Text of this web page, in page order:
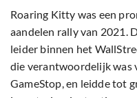
Roaring Kitty was een
aandelen rally van 2021.
leider binnen het
die verantwoordelijk was
GameStop, en leidde tot